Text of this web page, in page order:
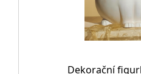
Dekorační